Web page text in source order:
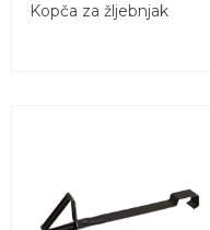
Kopča za žljebnjak